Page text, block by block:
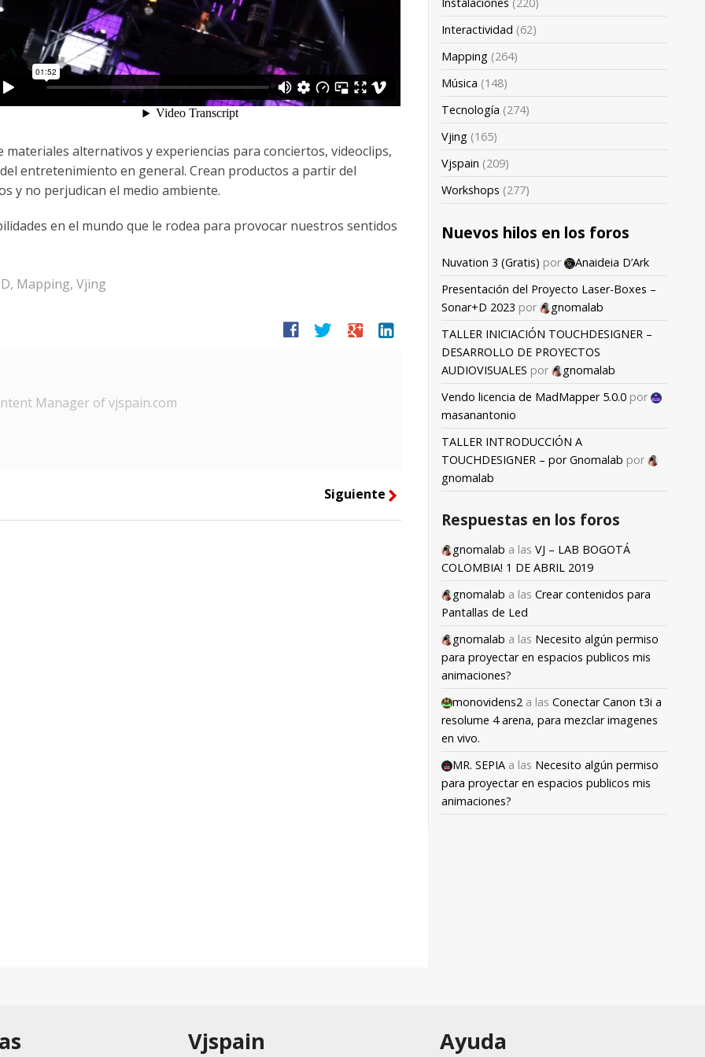
alternativos y experiencias para conciertos, videoclips,
entretenimiento en general. Crean productos a partir del
y no perjudican el medio ambiente.
en el mundo que le rodea para provocar nuestros sentidos
, Mapping, Vjing
facebook twitter google linkedin
Manager of vjspain.com
Siguiente right
Instalaciones (220)
Interactividad (62)
Mapping (264)
Música (148)
Tecnología (274)
Vjing (165)
Vjspain (209)
Workshops (277)
Nuevos hilos en los foros
Nuvation 3 (Gratis) por
Anaideia D’Ark
Presentación del Proyecto Laser-Boxes –
Sonar+D 2023 por
gnomalab
TALLER INICIACIÓN TOUCHDESIGNER –
DESARROLLO DE PROYECTOS
AUDIOVISUALES por
gnomalab
Vendo licencia de MadMapper 5.0.0 por
masanantonio
TALLER INTRODUCCIÓN A
TOUCHDESIGNER – por Gnomalab por
gnomalab
Respuestas en los foros
gnomalab a las VJ – LAB BOGOTÁ
COLOMBIA! 1 DE ABRIL 2019
gnomalab a las Crear contenidos para
Pantallas de Led
gnomalab a las Necesito algún permiso
para proyectar en espacios publicos mis
animaciones?
monovidens2 a las Conectar Canon t3i a
resolume 4 arena, para mezclar imagenes
en vivo.
MR. SEPIA a las Necesito algún permiso
para proyectar en espacios publicos mis
animaciones?
Vjspain Ayuda